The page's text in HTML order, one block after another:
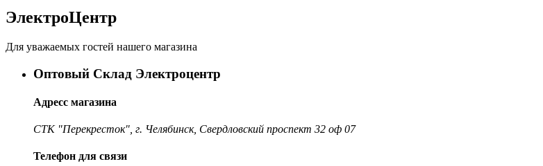
ЭлектроЦентр
Для уважаемых гостей нашего магазина
Оптовый Склад Электроцентр
Адресс магазина
СТК "Перекресток", г. Челябинск, Свердловский проспект 32 оф 07
Телефон для связи